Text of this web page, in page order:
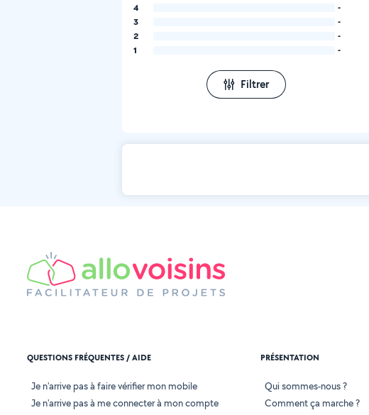
4
-
3
-
2
-
1
-
Filtrer
QUESTIONS FRÉQUENTES / AIDE
Je n'arrive pas à faire vérifier mon mobile
Je n'arrive pas à me connecter à mon compte
PRÉSENTATION
Qui sommes-nous ?
Comment ça marche ?